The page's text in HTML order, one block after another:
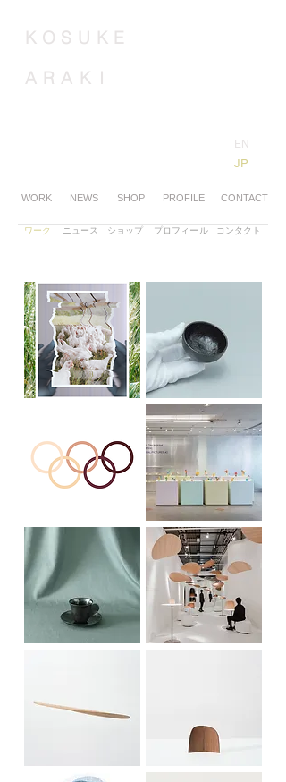
K O S U K E
A R A K I
WORK NEWS SHOP PROFILE CONTACT
​EN
​JP
​ワーク ​ニュース ​ショップ ​プロフィール ​コンタクト